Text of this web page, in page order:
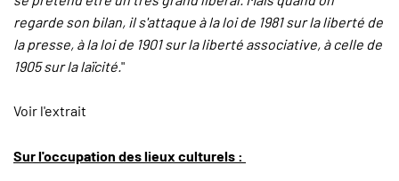
regarde son bilan, il s'attaque à la loi de 1981 sur la liberté de
la presse, à la loi de 1901 sur la liberté associative, à celle de
1905 sur la laïcité. "
Voir l'extrait
Sur l'occupation des lieux culturels :